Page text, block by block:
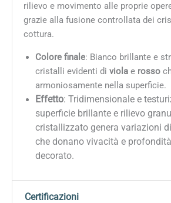
rilievo e movimento alle proprie
grazie alla fusione controllata dei
cottura.
Colore finale: Bianco brillante e
cristalli evidenti di violae rosso
armoniosamente nella superficie.
Effetto: Tridimensionale e
superficie brillante e rilievo
cristallizzato genera variazioni
che donano vivacità e
decorato.
Certificazioni